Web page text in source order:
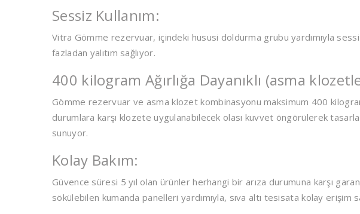
Sessiz Kullanım:
Vitra Gömme rezervuar, içindeki hususi doldurma grubu yardımıyla
fazladan yalıtım sağlıyor.
400 kilogram Ağırlığa Dayanıklı (asma
Gömme rezervuar ve asma klozet kombinasyonu maksimum 400
durumlara karşı klozete uygulanabilecek olası kuvvet öngörülerek
sunuyor.
Kolay Bakım:
Güvence süresi 5 yıl olan ürünler herhangi bir arıza durumuna karşı
sökülebilen kumanda panelleri yardımıyla, sıva altı tesisata kolay erişim